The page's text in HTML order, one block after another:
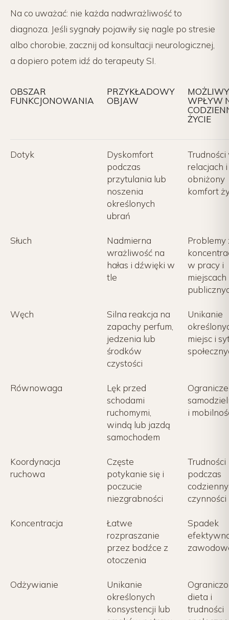
Na co uważać: nie każda nadwrażliwość to
diagnoza. Jeśli sygnały pojawiły się nagle po stresie
albo chorobie, zacznij od konsultacji neurologicznej,
a dopiero potem idź do terapeuty SI.
OBSZAR
FUNKCJONOWANIA
PRZYKŁADOWY
OBJAW
WPŁYW
ŻYCIE
Dotyk
Dyskomfort
podczas
przytulania lub
noszenia
określonych
ubrań
Trudności
relacjach i
obniżony
komfort
Słuch
Nadmierna
wrażliwość na
hałas i dźwięki w
tle
Problemy
w pracy i
miejscach
Węch
Silna reakcja na
zapachy perfum,
jedzenia lub
środków
czystości
Unikanie
miejsc i
Równowaga
Lęk przed
schodami
ruchomymi,
windą lub jazdą
samochodem
i
Koordynacja
ruchowa
Częste
potykanie się i
poczucie
niezgrabności
Trudności
podczas
czynności
Koncentracja
Łatwe
rozpraszanie
przez bodźce z
otoczenia
Spadek
Odżywianie
Unikanie
określonych
konsystencji lub
dieta i
trudności